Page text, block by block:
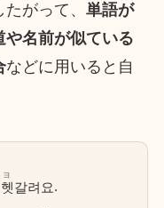
がって、 単語が
名前が似ている
などに用いると自
갈려요
ヨ
.